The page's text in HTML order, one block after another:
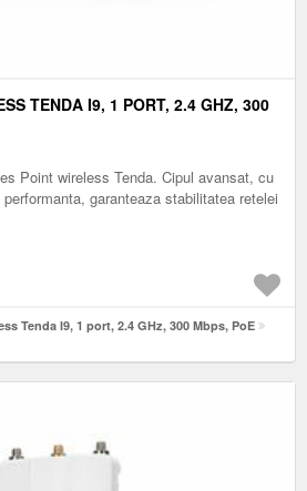
TENDA I9, 1 PORT, 2.4 GHZ, 300
Point wireless Tenda. Cipul avansat, cu
garanteaza stabilitatea retelei
Tenda I9, 1 port, 2.4 GHz, 300 Mbps, PoE